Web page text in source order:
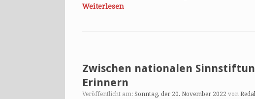
Weiterlesen
Zwischen nationalen
Erinnern
Veröffentlicht am: Sonntag, der 20. November 2022 von